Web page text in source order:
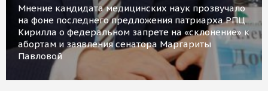
Мнение кандидата медицинских наук прозвучало
на фоне последнего предложения патриарха РПЦ
Кирилла о федеральном запрете на «склонение» к
абортам и заявления сенатора Маргариты
Павловой